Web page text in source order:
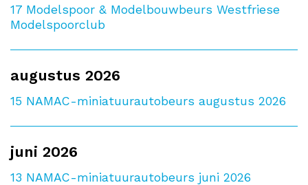
17 Modelspoor & Modelbouwbeurs Westfriese
Modelspoorclub
augustus 2026
15 NAMAC-miniatuurautobeurs augustus 2026
juni 2026
13 NAMAC-miniatuurautobeurs juni 2026